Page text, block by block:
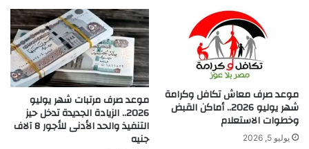
موعد صرف معاش تكافل وكرامة
شهر يوليو 2026.. أماكن القبض
وخطوات الاستعلام
يوليو 5, 2026
موعد صرف مرتبات شهر يوليو
2026.. الزيادة الجديدة تدخل حيز
التنفيذ والحد الأدنى للأجور 8 آلاف
جنيه